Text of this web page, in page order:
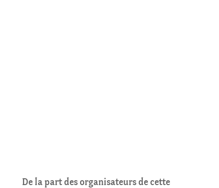
De la part des organisateurs de cette